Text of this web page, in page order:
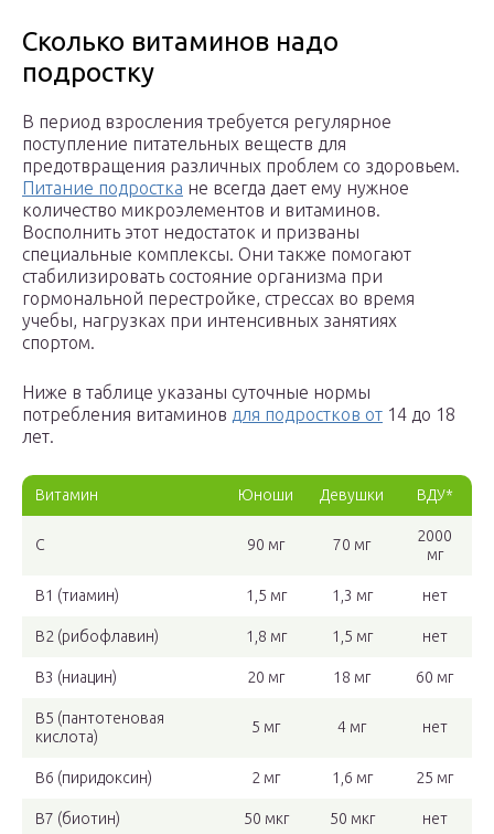
Сколько витаминов надо
подростку
В период взросления требуется регулярное
поступление питательных веществ для
предотвращения различных проблем со здоровьем.
Питание подростка не всегда дает ему нужное
количество микроэлементов и витаминов.
Восполнить этот недостаток и призваны
специальные комплексы. Они также помогают
стабилизировать состояние организма при
гормональной перестройке, стрессах во время
учебы, нагрузках при интенсивных занятиях
спортом.
Ниже в таблице указаны суточные нормы
потребления витаминов для подростков от 14 до 18
лет.
Витамин Юноши Девушки ВДУ*
С 90 мг 70 мг
2000
мг
В1 (тиамин) 1,5 мг 1,3 мг нет
В2 (рибофлавин) 1,8 мг 1,5 мг нет
В3 (ниацин) 20 мг 18 мг 60 мг
В5 (пантотеновая
кислота)
5 мг 4 мг нет
В6 (пиридоксин) 2 мг 1,6 мг 25 мг
В7 (биотин) 50 мкг 50 мкг нет